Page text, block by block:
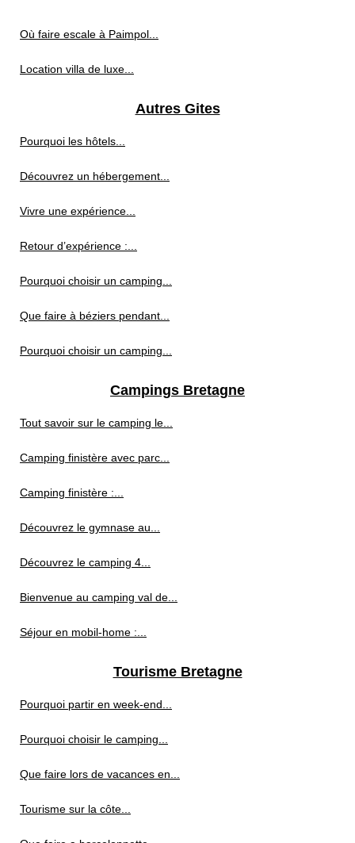
Où faire escale à Paimpol...
Location villa de luxe...
Autres Gites
Pourquoi les hôtels...
Découvrez un hébergement...
Vivre une expérience...
Retour d’expérience :...
Pourquoi choisir un camping...
Que faire à béziers pendant...
Pourquoi choisir un camping...
Campings Bretagne
Tout savoir sur le camping le...
Camping finistère avec parc...
Camping finistère :...
Découvrez le gymnase au...
Découvrez le camping 4...
Bienvenue au camping val de...
Séjour en mobil-home :...
Tourisme Bretagne
Pourquoi partir en week-end...
Pourquoi choisir le camping...
Que faire lors de vacances en...
Tourisme sur la côte...